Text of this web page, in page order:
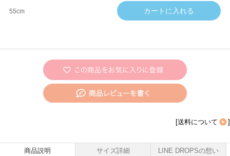
55cm
[送料について ]
商品説明 サイズ詳細 LINE DROPSの想い